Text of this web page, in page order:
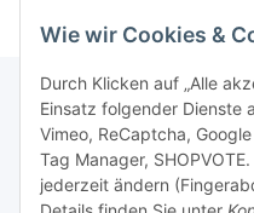
Wie wir Cookies &
Durch Klicken auf „Alle
Einsatz folgender Dienste
Vimeo, ReCaptcha,
Tag Manager,
jederzeit ändern
Bitte senden Sie